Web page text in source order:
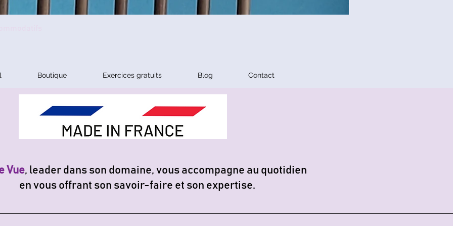
Boutique Exercices gratuits Blog Contact
Vue, leader dans son domaine, vous accompagne au quotidien
en vous offrant son savoir-faire et son expertise.